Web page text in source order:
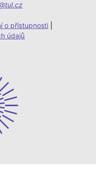
o přístupnosti|
údajů